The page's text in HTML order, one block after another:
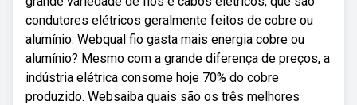
condutores elétricos geralmente feitos de cobre ou
alumínio. Webqual fio gasta mais energia cobre ou
alumínio? Mesmo com a grande diferença de preços, a
indústria elétrica consome hoje 70% do cobre
produzido. Websaiba quais são os três melhores